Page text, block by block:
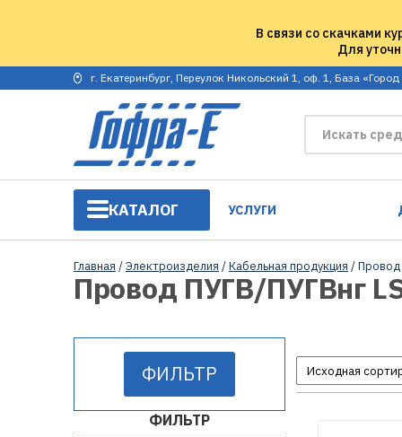
В связи со скачками
Для
г. Екатеринбург, Переулок Никольский 1, оф. 1, База
КАТАЛОГ УСЛУГИ
Главная /Электроизделия /Кабельная продукция / Провод
Провод ПУГВ/ПУГВнг
ФИЛЬТР
ФИЛЬТР